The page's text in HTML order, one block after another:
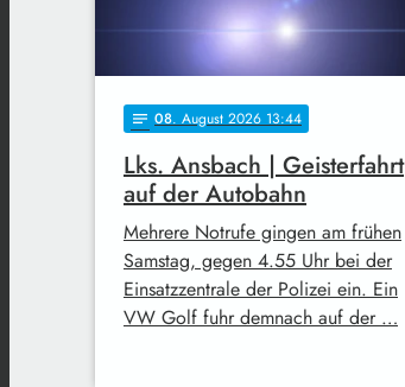
notes 08. August 2026 13:44
Lks. Ansbach | Geisterfahrt
auf der Autobahn
Mehrere Notrufe gingen am frühen
Samstag, gegen 4.55 Uhr bei der
Einsatzzentrale der Polizei ein. Ein
VW Golf fuhr demnach auf der …